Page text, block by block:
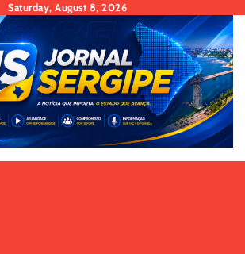
Saturday, August 8, 2026